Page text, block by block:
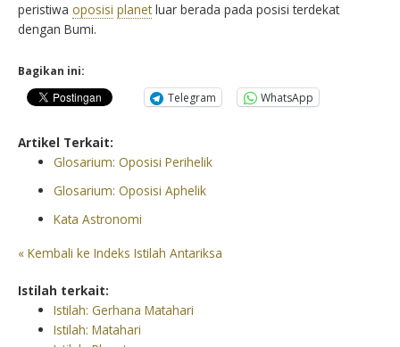
peristiwa oposisi planetluar berada pada posisi terdekat
dengan Bumi.
Bagikan ini:
Telegram
WhatsApp
Artikel Terkait:
Glosarium: Oposisi Perihelik
Glosarium: Oposisi Aphelik
Kata Astronomi
« Kembali ke Indeks Istilah Antariksa
Istilah terkait:
Istilah: Gerhana Matahari
Istilah: Matahari